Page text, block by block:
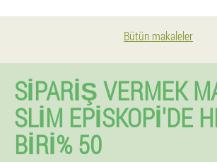
Bütün makaleler
SIPARIŞ VERMEK
SLIM EPISKOPI'DE
BIRI% 50